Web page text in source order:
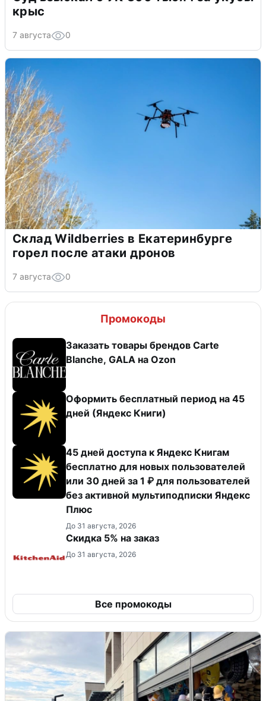
крыс
7 августа 0
Склад Wildberries в Екатеринбурге
горел после атаки дронов
7 августа 0
Промокоды
Заказать товары брендов Carte
Blanche, GALA на Ozon
Оформить бесплатный период на 45
дней (Яндекс Книги)
45 дней доступа к Яндекс Книгам
бесплатно для новых пользователей
или 30 дней за 1 ₽ для пользователей
без активной мультиподписки Яндекс
Плюс
До 31 августа, 2026
Скидка 5% на заказ
До 31 августа, 2026
Все промокоды